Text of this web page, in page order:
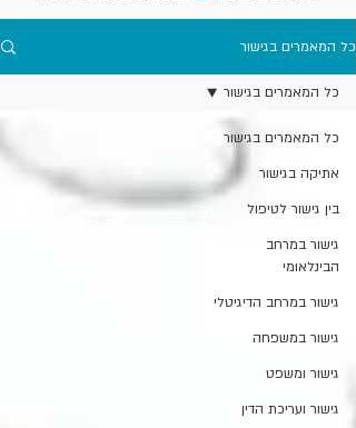
כל המאמרים בגישור
כל המאמרים בגישור
אתיקה בגישור
בין גישור לטיפול
גישור במרחב
הבינלאומי
גישור במרחב הדיגיטלי
גישור במשפחה
גישור ומשפט
גישור ועריכת הדין
כל המאמרים בגישור